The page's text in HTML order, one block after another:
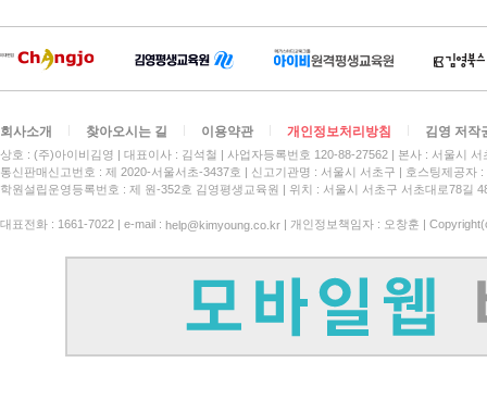
회사소개 찾아오시는 길 이용약관 개인정보처리방침 김영 저작
상호 : (주)아이비김영 대표이사 : 김석철 사업자등록번호 120-88-27562
본사 : 서울시
통신판매신고번호 : 제 2020-서울서초-3437호
신고기관명 : 서울시 서초구
호스팅제공자
학원설립운영등록번호 : 제 원-352호 김영평생교육원 | 위치 : 서울시 서초구 서초대로78길
대표전화 : 1661-7022 | e-mail : help@kimyoung.co.kr | 개인정보책임자 : 오창훈 |